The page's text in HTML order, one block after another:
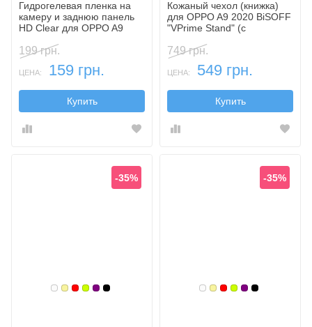
Гидрогелевая пленка на
камеру и заднюю панель
HD Clear для OPPO A9
199 грн.
ЦЕНА: 159 грн.
Купить
Кожаный чехол (книжка)
для OPPO A9 2020 BiSOFF
"VPrime Stand" (с
749 грн.
ЦЕНА: 549 грн.
Купить
Белый
Золотой
Красный
Лайм
Фиолетовый, темный
Черный
-35%
Белый
Золотой
Красный
Лайм
Фиолетовый,
Черный
-35%